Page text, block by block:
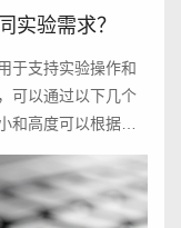
实验需求？
于支持实验操作和
可以通过以下几个
和高度可以根据实